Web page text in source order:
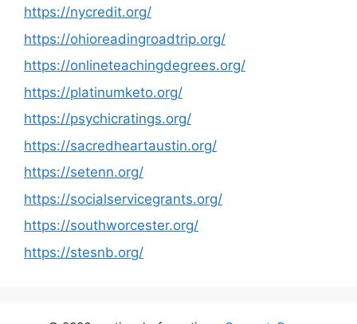
https://nycredit.org/
https://ohioreadingroadtrip.org/
https://onlineteachingdegrees.org/
https://platinumketo.org/
https://psychicratings.org/
https://sacredheartaustin.org/
https://setenn.org/
https://socialservicegrants.org/
https://southworcester.org/
https://stesnb.org/